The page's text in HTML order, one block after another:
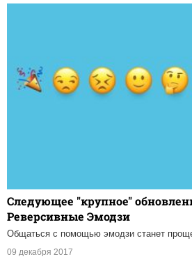
Следующее "крупное"
Реверсивные Эмодзи
Общаться с помощью эмодзи станет
09 декабря 2017